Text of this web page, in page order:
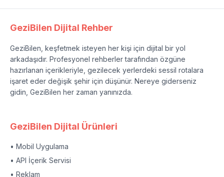
GeziBilen Dijital Rehber
GeziBilen, keşfetmek isteyen her kişi için dijital bir yol
arkadaşıdır. Profesyonel rehberler tarafından özgüne
hazırlanan içerikleriyle, gezilecek yerlerdeki sessil rotalara
işaret eder değişik şehir için düşünür. Nereye giderseniz
gidin, GeziBilen her zaman yanınızda.
GeziBilen Dijital Ürünleri
• Mobil Uygulama
• API İçerik Servisi
• Reklam